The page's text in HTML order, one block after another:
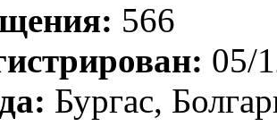
566
05/
Бургас,